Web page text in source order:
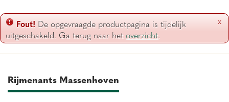
x
Fout! De opgevraagde productpagina is tijdelijk
uitgeschakeld. Ga terug naar het overzicht.
Rijmenants Massenhoven